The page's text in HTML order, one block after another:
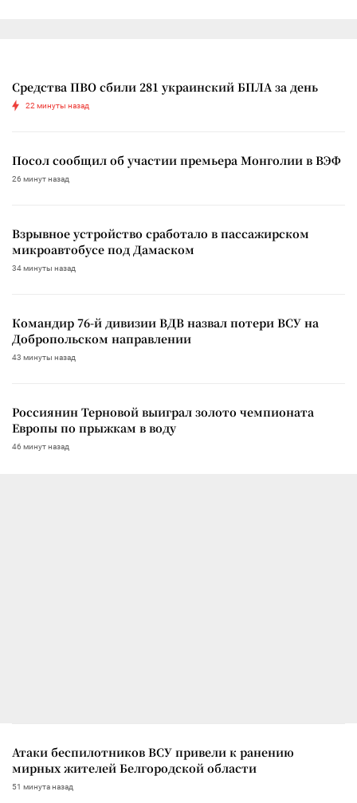
Средства ПВО сбили 281 украинский БПЛА за день
22 минуты назад
Посол сообщил об участии премьера Монголии в ВЭФ
26 минут назад
Взрывное устройство сработало в пассажирском
микроавтобусе под Дамаском
34 минуты назад
Командир 76-й дивизии ВДВ назвал потери ВСУ на
Добропольском направлении
43 минуты назад
Россиянин Терновой выиграл золото чемпионата
Европы по прыжкам в воду
46 минут назад
Атаки беспилотников ВСУ привели к ранению
мирных жителей Белгородской области
51 минута назад